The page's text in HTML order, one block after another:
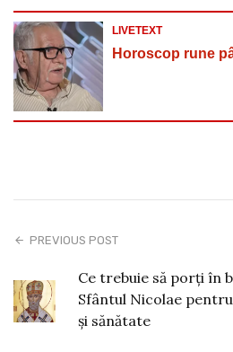
LIVETEXT
Horoscop rune
PREVIOUS POST
Ce trebuie să porți în
Sfântul Nicolae
și sănătate